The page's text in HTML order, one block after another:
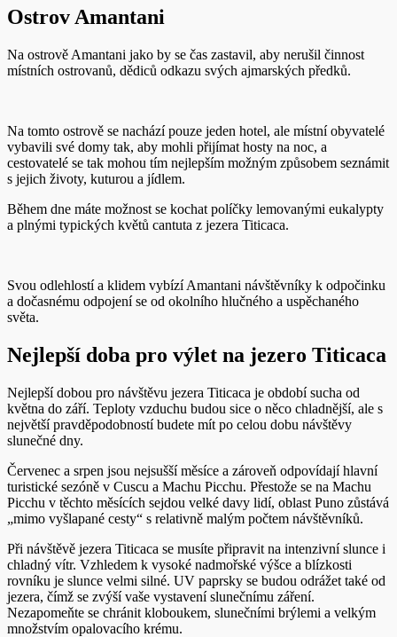
Ostrov Amantani
Na ostrově Amantani jako by se čas zastavil, aby nerušil činnost
místních ostrovanů, dědiců odkazu svých ajmarských předků.
Na tomto ostrově se nachází pouze jeden hotel, ale místní obyvatelé
vybavili své domy tak, aby mohli přijímat hosty na noc, a
cestovatelé se tak mohou tím nejlepším možným způsobem seznámit
s jejich životy, kuturou a jídlem.
Během dne máte možnost se kochat políčky lemovanými eukalypty
a plnými typických květů cantuta z jezera Titicaca.
Svou odlehlostí a klidem vybízí Amantani návštěvníky k odpočinku
a dočasnému odpojení se od okolního hlučného a uspěchaného
světa.
Nejlepší doba pro výlet na jezero Titicaca
Nejlepší dobou pro návštěvu jezera Titicaca je období sucha od
května do září. Teploty vzduchu budou sice o něco chladnější, ale s
největší pravděpodobností budete mít po celou dobu návštěvy
slunečné dny.
Červenec a srpen jsou nejsušší měsíce a zároveň odpovídají hlavní
turistické sezóně v Cuscu a Machu Picchu. Přestože se na Machu
Picchu v těchto měsících sejdou velké davy lidí, oblast Puno zůstává
„mimo vyšlapané cesty“ s relativně malým počtem návštěvníků.
Při návštěvě jezera Titicaca se musíte připravit na intenzivní slunce i
chladný vítr. Vzhledem k vysoké nadmořské výšce a blízkosti
rovníku je slunce velmi silné. UV paprsky se budou odrážet také od
jezera, čímž se zvýší vaše vystavení slunečnímu záření.
Nezapomeňte se chránit kloboukem, slunečními brýlemi a velkým
množstvím opalovacího krému.